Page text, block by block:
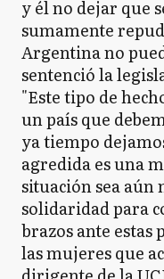
y él no dejar que
sumamente
Argentina no
sentenció la
"Este tipo de
un país que
ya tiempo
agredida es una
situación sea aún
solidaridad para
brazos ante estas
las mujeres que